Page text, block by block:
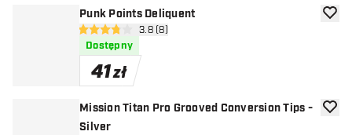
Punk Points Deliquent
otwórz panel recenzji
3.8 gwiazdki oceny
3.8 (8)
Dostępny
41zł
Mission Titan Pro Grooved Conversion Tips -
Silver